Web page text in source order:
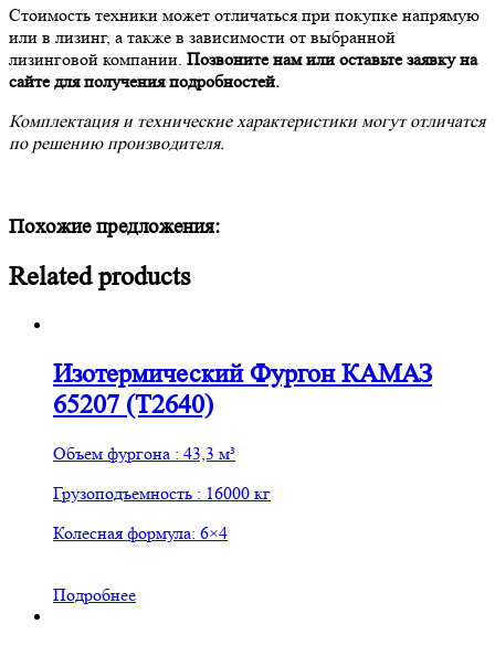
Стоимость техники может отличаться при покупке напрямую
или в лизинг, а также в зависимости от выбранной
лизинговой компании. Позвоните нам или оставьте заявку на
сайте для получения подробностей.
Комплектация и технические характеристики могут отличатся
по решению производителя.
Похожие предложения:
Related products
Изотермический Фургон КАМАЗ
65207 (Т2640)
Oбъем фургона : 43,3 м³
Грузоподъемность : 16000 кг
Колесная формула: 6×4
Подробнее